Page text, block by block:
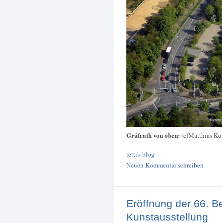
Gräfrath von oben: (c)Matthias
tetti's blog
Neuen Kommentar schreiben
Eröffnung der 66.
Kunstausstellung